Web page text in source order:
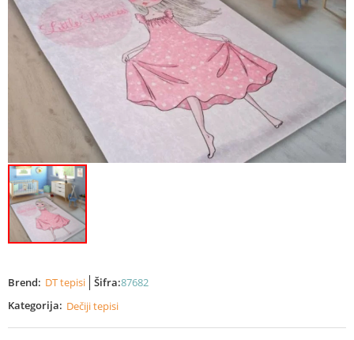
Brend: DT tepisi Šifra:87682
Kategorija: Dečiji tepisi